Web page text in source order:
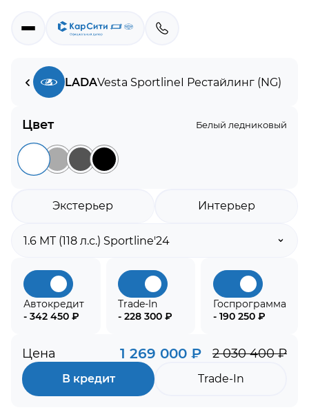
LADAVesta SportlineI Рестайлинг (NG)
Цвет Белый ледниковый
Экстерьер Интерьер
Автокредит
- 342 450 ₽
Trade-In
- 228 300 ₽
Госпрограмма
- 190 250 ₽
Цена 1 269 000 ₽ 2 030 400 ₽
В кредит Trade-In